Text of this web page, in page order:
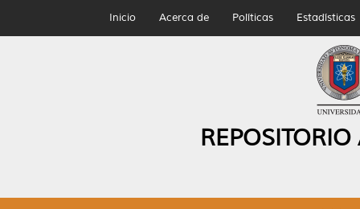
Inicio Acerca de Políticas Estadísticas